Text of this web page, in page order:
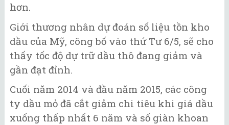
hơn.
Giới thương nhân dự đoán số liệu tồn kho
dầu của Mỹ, công bố vào thứ Tư 6/5, sẽ cho
thấy tốc độ dự trữ dầu thô đang giảm và
gần đạt đỉnh.
Cuối năm 2014 và đầu năm 2015, các công
ty dầu mỏ đã cắt giảm chi tiêu khi giá dầu
xuống thấp nhất 6 năm và số giàn khoan